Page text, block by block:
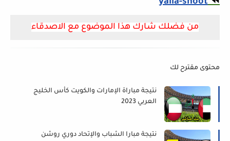
من فضلك شارك هذا الموضوع مع الاصدقاء
محتوى مقترح لك
نتيجة مباراة الإمارات والكويت كأس الخليج
العربي 2023
نتيجة مبارا الشباب والإتحاد دوري روشن